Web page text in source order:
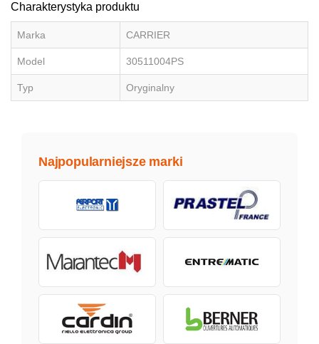
Charakterystyka produktu
Marka CARRIER
Model 30511004PS
Typ Oryginalny
Najpopularniejsze marki